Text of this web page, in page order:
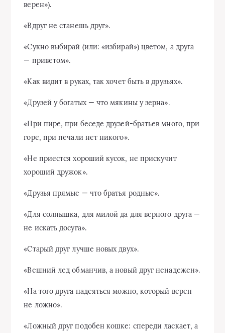
верен»).
«Вдруг не станешь друг».
«Сукно выбирай (или: «избирай») цветом, а друга
— приветом».
«Как видит в руках, так хочет быть в друзьях».
«Друзей у богатых — что мякины у зерна».
«При пире, при беседе друзей-братьев много, при
горе, при печали нет никого».
«Не приестся хороший кусок, не прискучит
хороший дружок».
«Друзья прямые — что братья родные».
«Для солнышка, для милой да для верного друга —
не искать досуга».
«Старый друг лучше новых двух».
«Вешний лед обманчив, а новый друг ненадежен».
«На того друга надеяться можно, который верен
не ложно».
«Ложный друг подобен кошке: спереди ласкает, а